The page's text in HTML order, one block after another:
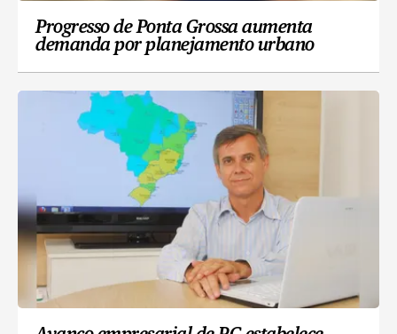
Progresso de Ponta Grossa aumenta
demanda por planejamento urbano